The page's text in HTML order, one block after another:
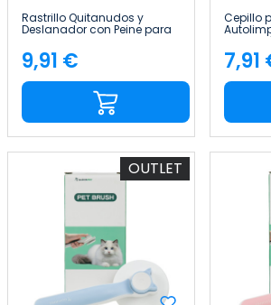
Rastrillo Quitanudos y
Deslanador con Peine para
Perros y Gatos 9+17 Dientes
Redondeados Glückpet
Precio
9,91 €
Cepillo
con
7,91
OUTLET